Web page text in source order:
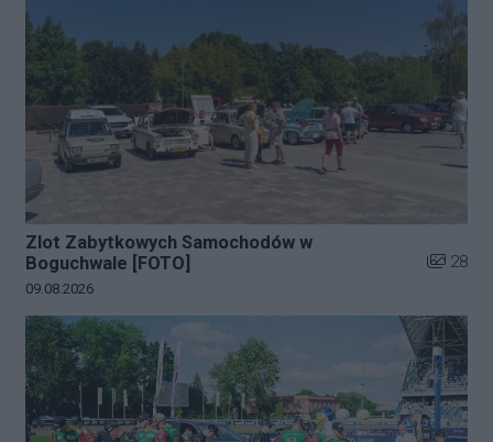
Zlot Zabytkowych Samochodów w
Boguchwale [FOTO]
Liczba
28
Data dodania galerii:
09.08.2026